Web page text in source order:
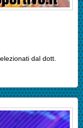
dal dott.